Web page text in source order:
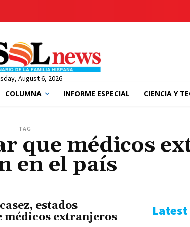
August 6, 2026
COLUMNA INFORME ESPECIAL CIENCIA Y
TAG
que médicos
en el país
estados
extranjeros
Latest